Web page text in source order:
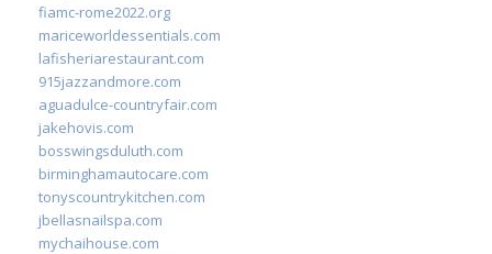
fiamc-rome2022.org
mariceworldessentials.com
lafisheriarestaurant.com
915jazzandmore.com
aguadulce-countryfair.com
jakehovis.com
bosswingsduluth.com
birminghamautocare.com
tonyscountrykitchen.com
jbellasnailspa.com
mychaihouse.com